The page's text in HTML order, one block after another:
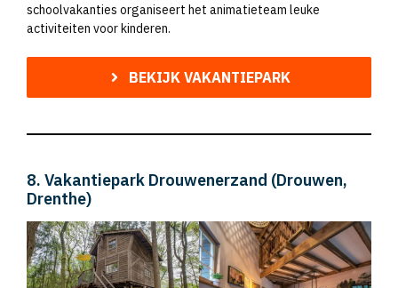
schoolvakanties organiseert het animatieteam leuke
activiteiten voor kinderen.
BEKIJK VAKANTIEPARK
8. Vakantiepark Drouwenerzand (Drouwen,
Drenthe)